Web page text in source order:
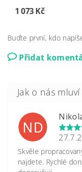
1 073 Kč
Buďte první, kdo
Přidat
ND
Skvěle
najdete. Rychlé